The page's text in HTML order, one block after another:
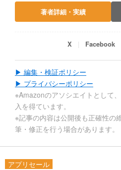
著者詳細・実績
X Facebook
▶ 編集・検証ポリシー
▶ プライバシーポリシー
※Amazonのアソシエイトとして
入を得ています。
※記事の内容は公開後も正確性の
筆・修正を行う場合があります。
アプリセール